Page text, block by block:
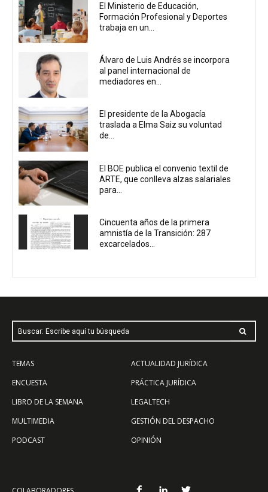
El Ministerio de Educación,
Formación Profesional y Deportes
trabaja en un...
Álvaro de Luis Andrés se incorpora
al panel internacional de
mediadores en...
El presidente de la Abogacía
traslada a Elma Saiz su voluntad
de...
El BOE publica el convenio textil de
ARTE, que conlleva alzas salariales
para...
Cincuenta años de la primera
amnistía de la Transición: 287
excarcelados...
Buscar: Escribe aquí tu búsqueda
TEMAS
ENCUESTA
LIBRO DE LA SEMANA
MULTIMEDIA
PODCAST
ACTUALIDAD JURÍDICA
PRÁCTICA JURÍDICA
LEGALTECH
GESTIÓN DEL DESPACHO
OPINIÓN